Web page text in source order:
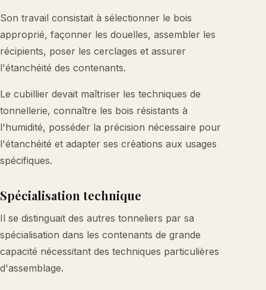
Son travail consistait à sélectionner le bois
approprié, façonner les douelles, assembler les
récipients, poser les cerclages et assurer
l'étanchéité des contenants.
Le cubillier devait maîtriser les techniques de
tonnellerie, connaître les bois résistants à
l'humidité, posséder la précision nécessaire pour
l'étanchéité et adapter ses créations aux usages
spécifiques.
Spécialisation technique
Il se distinguait des autres tonneliers par sa
spécialisation dans les contenants de grande
capacité nécessitant des techniques particulières
d'assemblage.